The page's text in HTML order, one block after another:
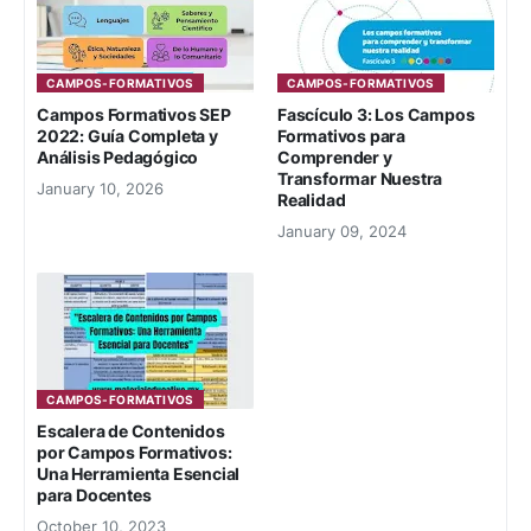
CAMPOS-FORMATIVOS
Campos Formativos SEP
2022: Guía Completa y
Análisis Pedagógico
January 10, 2026
CAMPOS-FORMATIVOS
Fascículo 3: Los Campos
Formativos para
Comprender y
Transformar Nuestra
Realidad
January 09, 2024
CAMPOS-FORMATIVOS
Escalera de Contenidos
por Campos Formativos:
Una Herramienta Esencial
para Docentes
October 10, 2023